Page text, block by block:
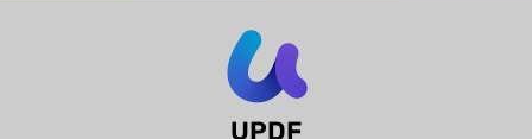
UPDF